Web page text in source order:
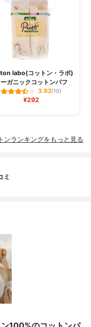
labo(コットン・ラボ)
ガニックコットンパフ
3.92(10)
¥292
ンランキングをもっと見る
ミ